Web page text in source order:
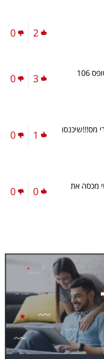
2
0
מה הקשר בין עוסק עצמאי לטופס 106
3
0
מס!!!שיכנסו
1
0
מכסה את
0
0